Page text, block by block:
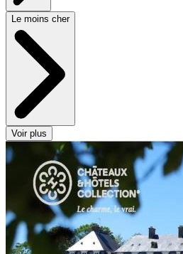
Le moins cher
Voir plus